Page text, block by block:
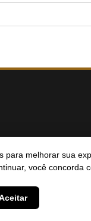
para melhorar sua
você concorda